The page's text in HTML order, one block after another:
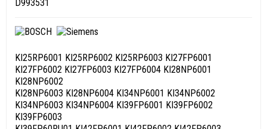
D993531
KI25RP6001 KI25RP6002 KI25RP6003 KI27FP6001
KI27FP6002 KI27FP6003 KI27FP6004 KI28NP6001
KI28NP6002
KI28NP6003 KI28NP6004 KI34NP6001 KI34NP6002
KI34NP6003 KI34NP6004 KI39FP6001 KI39FP6002
KI39FP6003